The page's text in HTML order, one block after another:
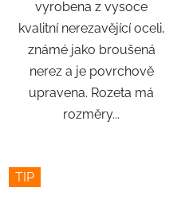
vyrobena z vysoce
kvalitní nerezavějící oceli,
známé jako broušená
nerez a je povrchově
upravena. Rozeta má
rozměry...
TIP